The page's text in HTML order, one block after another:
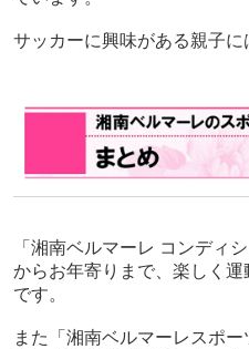
サッカーに興味がある親子に
「湘南ベルマーレ コンディ
からお年寄りまで、楽しく
です。
また「湘南ベルマーレスポ